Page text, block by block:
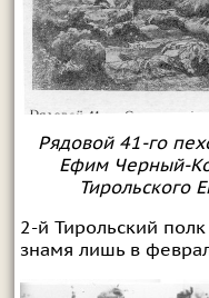
Рядовой 41-го
Ефим Черный-
Тирольского
2-й Тирольский
знамя лишь в